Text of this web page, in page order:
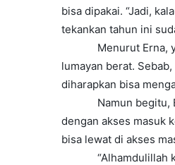
bisa dipakai. “Jadi,
tekankan tahun ini
Menurut Erna,
lumayan berat.
diharapkan bisa
Namun begitu,
dengan akses masuk
bisa lewat di akses
“Alhamdulillah